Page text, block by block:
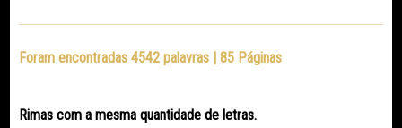
Foram encontradas 4542 palavras | 85 Páginas
Rimas com a mesma quantidade de letras.